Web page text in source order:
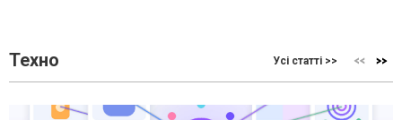
Техно Усі статті >>